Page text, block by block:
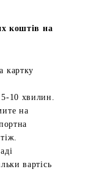
коштів на
картку
10 хвилин.
на
вартісь